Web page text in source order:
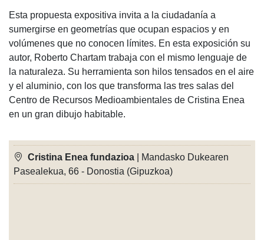
Esta propuesta expositiva invita a la ciudadanía a
sumergirse en geometrías que ocupan espacios y en
volúmenes que no conocen límites. En esta exposición su
autor, Roberto Chartam trabaja con el mismo lenguaje de
la naturaleza. Su herramienta son hilos tensados en el aire
y el aluminio, con los que transforma las tres salas del
Centro de Recursos Medioambientales de Cristina Enea
en un gran dibujo habitable.
Cristina Enea fundazioa | Mandasko Dukearen
Pasealekua, 66 - Donostia (Gipuzkoa)